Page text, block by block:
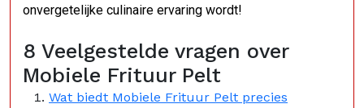
onvergetelijke culinaire ervaring wordt!
8 Veelgestelde vragen over
Mobiele Frituur Pelt
Wat biedt Mobiele Frituur Pelt precies